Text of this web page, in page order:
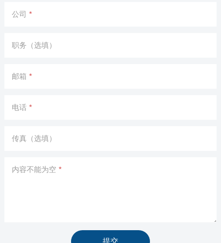
公司 *
职务（选填）
邮箱 *
电话 *
传真（选填）
内容不能为空 *